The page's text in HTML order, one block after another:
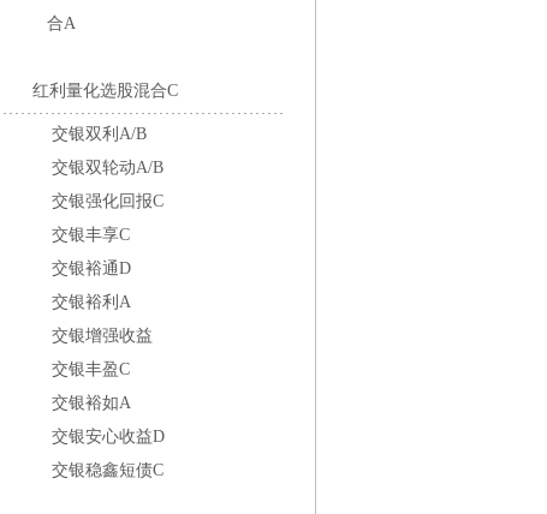
合A
红利量化选股混合C
交银双利A/B
交银双轮动A/B
交银强化回报C
交银丰享C
交银裕通D
交银裕利A
交银增强收益
交银丰盈C
交银裕如A
交银安心收益D
交银稳鑫短债C